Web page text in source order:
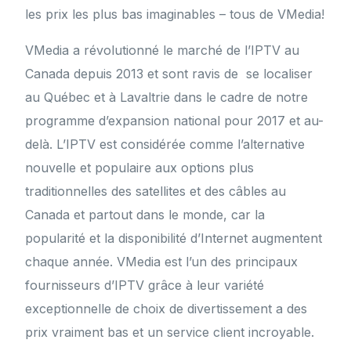
les prix les plus bas imaginables – tous de VMedia!
VMedia a révolutionné le marché de l’IPTV au
Canada depuis 2013 et sont ravis de se localiser
au Québec et à Lavaltrie dans le cadre de notre
programme d’expansion national pour 2017 et au-
delà. L’IPTV est considérée comme l’alternative
nouvelle et populaire aux options plus
traditionnelles des satellites et des câbles au
Canada et partout dans le monde, car la
popularité et la disponibilité d’Internet augmentent
chaque année. VMedia est l’un des principaux
fournisseurs d’IPTV grâce à leur variété
exceptionnelle de choix de divertissement a des
prix vraiment bas et un service client incroyable.